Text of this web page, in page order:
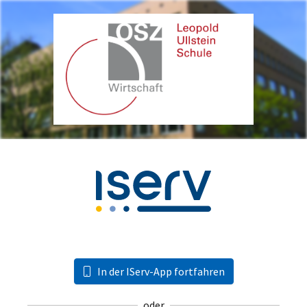
In der IServ-App fortfahren